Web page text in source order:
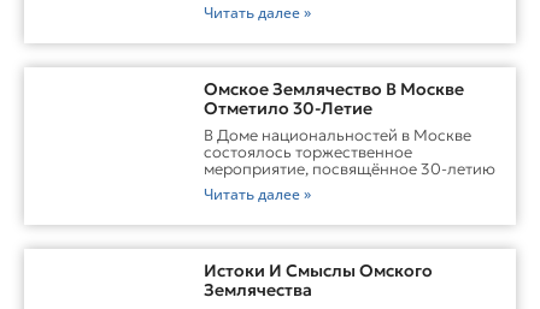
Читать далее »
Омское Землячество В Москве
Отметило 30-Летие
В Доме национальностей в Москве
состоялось торжественное
мероприятие, посвящённое 30-летию
Читать далее »
Истоки И Смыслы Омского
Землячества